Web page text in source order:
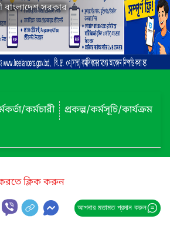
বাংলাদেশ সরকার
কর্মচারী
প্রকল্প/কর্মসূচি/কার্যক্রম
ক্লিক করুন
আপনার মতামত প্রদান করুন